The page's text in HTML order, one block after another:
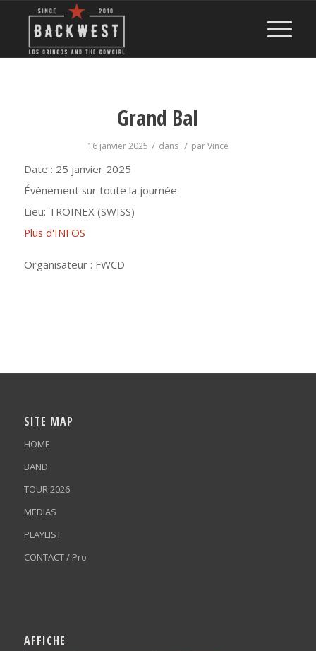
Grand Bal
16 janvier 2025 / dans / parVince
Date : 25 janvier 2025
Évènement sur toute la journée
Lieu: TROINEX (SWISS)
Plus d'INFOS
Organisateur : FWCD
SITE MAP
HOME
BAND
TOUR 2026
MEDIAS
PLAYLIST
CONTACT / Pro
AFFICHE